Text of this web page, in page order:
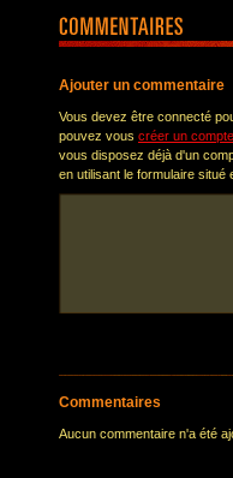
Ajouter un commentaire
Vous devez être connecté
pouvez vous créer un compte
vous disposez déjà d'un
en utilisant le formulaire situé
Commentaires
Aucun commentaire n'a été